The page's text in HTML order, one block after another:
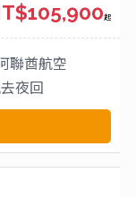
聯酋航空
夜回
起